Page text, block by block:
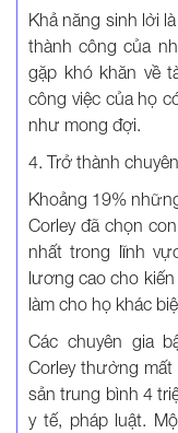
Khả năng sinh lời
thành công của
gặp khó khăn về
công việc của họ
như mong đợi.
4. Trở thành
Khoảng 19%
Corley đã chọn
nhất trong lĩnh
lương cao cho
làm cho họ khác
Các chuyên gia
Corley thường
sản trung bình 4
y tế, pháp luật.